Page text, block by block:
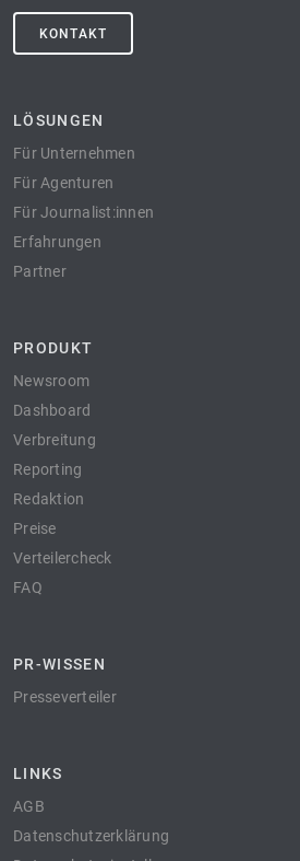
KONTAKT
LÖSUNGEN
Für Unternehmen
Für Agenturen
Für Journalist:innen
Erfahrungen
Partner
PRODUKT
Newsroom
Dashboard
Verbreitung
Reporting
Redaktion
Preise
Verteilercheck
FAQ
PR-WISSEN
Presseverteiler
LINKS
AGB
Datenschutzerklärung